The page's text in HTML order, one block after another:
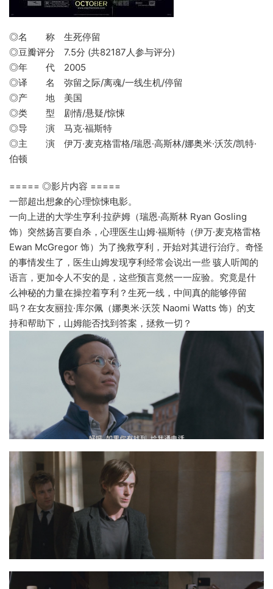
◎名 称 生死停留
◎豆瓣评分 7.5分 (共82187人参与评分)
◎年 代 2005
◎译 名 弥留之际/离魂/一线生机/停留
◎产 地 美国
◎类 型 剧情/悬疑/惊悚
◎导 演 马克·福斯特
◎主 演 伊万·麦克格雷格/瑞恩·高斯林/娜奥米·沃茨/凯特·
伯顿
===== ◎影片内容 =====
一部超出想象的心理惊悚电影。
一向上进的大学生亨利·拉萨姆（瑞恩·高斯林 Ryan Gosling
饰）突然扬言要自杀，心理医生山姆·福斯特（伊万·麦克格雷格
Ewan McGregor 饰）为了挽救亨利，开始对其进行治疗。奇怪
的事情发生了，医生山姆发现亨利经常会说出一些 骇人听闻的
语言，更加令人不安的是，这些预言竟然一一应验。究竟是什
么神秘的力量在操控着亨利？生死一线，中间真的能够停留
吗？在女友丽拉·库尔佩（娜奥米·沃茨 Naomi Watts 饰）的支
持和帮助下，山姆能否找到答案，拯救一切？